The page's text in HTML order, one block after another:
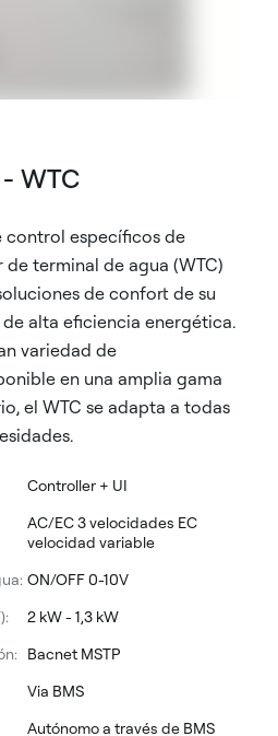
WTC
control específicos de
terminal de agua (WTC)
de confort de su
alta eficiencia energética.
variedad de
en una amplia gama
el WTC se adapta a todas
Controller + UI
AC/EC 3 velocidades EC
velocidad variable
ON/OFF 0-10V
2 kW - 1,3 kW
Bacnet MSTP
Via BMS
Autónomo a través de BMS